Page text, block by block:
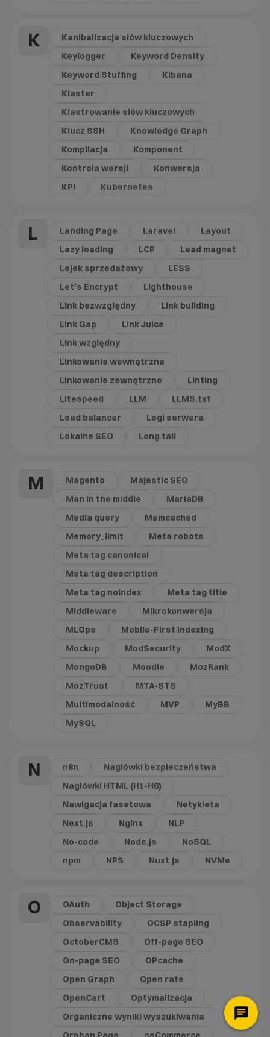
K
Kanibalizacja słów kluczowych
Keylogger
Keyword Density
Keyword Stuffing
Kibana
Klaster
Klastrowanie słów kluczowych
Klucz SSH
Knowledge Graph
Kompilacja
Komponent
Kontrola wersji
Konwersja
KPI
Kubernetes
L Landing Page Laravel
Layout
Lazy loading
LCP
Lead magnet
Lejek sprzedażowy
LESS
Let’s Encrypt
Lighthouse
Link bezwzględny
Link building
Link Gap
Link Juice
Link względny
Linkowanie wewnętrzne
Linkowanie zewnętrzne
Linting
Litespeed
LLM
LLMS.txt
Load balancer
Logi serwera
Lokalne SEO
Long tail
M Magento
Majestic SEO
Man in the middle
MariaDB
Media query
Memcached
Memory_limit
Meta robots
Meta tag canonical
Meta tag description
Meta tag noindex
Meta tag title
Middleware
Mikrokonwersja
MLOps
Mobile-First Indexing
Mockup
ModSecurity
ModX
MongoDB
Moodle
MozRank
MozTrust
MTA-STS
Multimodalność
MVP
MyBB
MySQL
N n8n
Nagłówki bezpieczeństwa
Nagłówki HTML (H1-H6)
Nawigacja fasetowa
Netykieta
Next.js
Nginx
NLP
No-code
Node.js
NoSQL
npm
NPS Nuxt.js NVMe
O OAuth
Object Storage
Observability
OCSP stapling
OctoberCMS
Off-page SEO
On-page SEO
OPcache
Open Graph
Open rate
OpenCart
Optymalizacja
Organiczne wyniki wyszukiwania